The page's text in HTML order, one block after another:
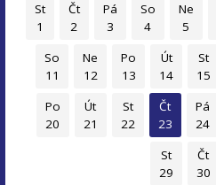
St
1
Čt
2
Pá
3
So
4
Ne
5
So
11
Ne
12
Po
13
Út
14
St
15
Po
20
Út
21
St
22
Čt
23
Pá
24
St
29
Čt
30